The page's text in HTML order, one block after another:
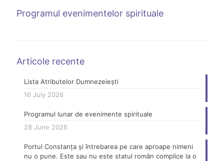
Programul evenimentelor spirituale
Articole recente
Lista Atributelor Dumnezeiești
16 July 2026
Programul lunar de evenimente spirituale
28 June 2026
Portul Constanța și întrebarea pe care aproape nimeni
nu o pune. Este sau nu este statul român complice la o